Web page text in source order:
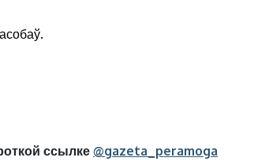
ссылке @gazeta_peramoga